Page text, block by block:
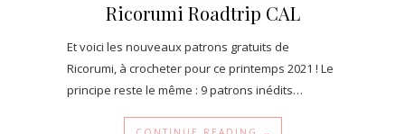
Ricorumi Roadtrip CAL
Et voici les nouveaux patrons gratuits de
Ricorumi, à crocheter pour ce printemps 2021 ! Le
principe reste le même : 9 patrons inédits…